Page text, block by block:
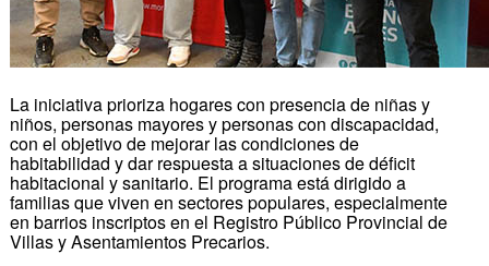
La iniciativa prioriza hogares con presencia de niñas y
niños, personas mayores y personas con discapacidad,
con el objetivo de mejorar las condiciones de
habitabilidad y dar respuesta a situaciones de déficit
habitacional y sanitario. El programa está dirigido a
familias que viven en sectores populares, especialmente
en barrios inscriptos en el Registro Público Provincial de
Villas y Asentamientos Precarios.